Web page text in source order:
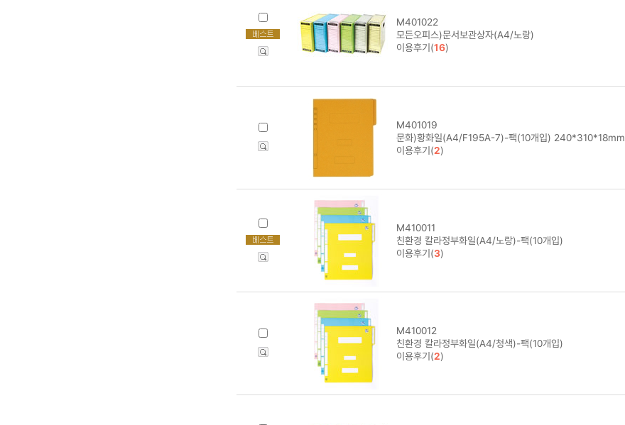
M401022
모든오피스)문서보관상자(A4/노랑)
이용후기(16)
M401019
문화)황화일(A4/F195A-7)-팩(10개입) 240*310*18mm
이용후기(2)
M410011
친환경 칼라정부화일(A4/노랑)-팩(10개입)
이용후기(3)
M410012
친환경 칼라정부화일(A4/청색)-팩(10개입)
이용후기(2)